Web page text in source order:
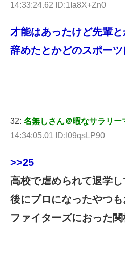
14:33:24.62 ID:1Ia8X+Zn0
才能はあったけど先輩
辞めたとかどのスポー
32: 名無しさん＠暇なサラリー
14:34:05.01 ID:I09qsLP90
>>25
高校で虐められて退学し
後にプロになったやつ
ファイターズにおった